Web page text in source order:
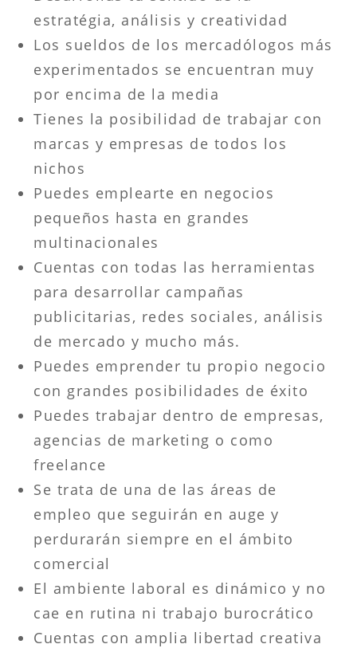
estratégia, análisis y creatividad
Los sueldos de los mercadólogos más
experimentados se encuentran muy
por encima de la media
Tienes la posibilidad de trabajar con
marcas y empresas de todos los
nichos
Puedes emplearte en negocios
pequeños hasta en grandes
multinacionales
Cuentas con todas las herramientas
para desarrollar campañas
publicitarias, redes sociales, análisis
de mercado y mucho más.
Puedes emprender tu propio negocio
con grandes posibilidades de éxito
Puedes trabajar dentro de empresas,
agencias de marketing o como
freelance
Se trata de una de las áreas de
empleo que seguirán en auge y
perdurarán siempre en el ámbito
comercial
El ambiente laboral es dinámico y no
cae en rutina ni trabajo burocrático
Cuentas con amplia libertad creativa